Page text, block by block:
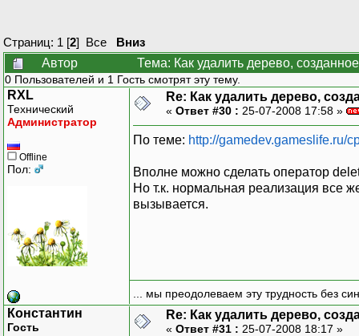
Страниц: 1 [2] Все
Вниз
Автор
Тема: Как удалить дерево,
0 Пользователей и 1 Гость смотрят эту тему.
RXL
Технический
Администратор
Offline
Пол:
Re: Как удалить дерево,
« Ответ #30 : 25-07-2008 17:58 »
По теме: http://gamedev.gameslife.ru/
Вполне можно сделать оператор
Но т.к. нормальная реализация все
вызывается.
... мы преодолеваем эту трудность без
Константин
Гость
Re: Как удалить дерево,
« Ответ #31 : 25-07-2008 18:17 »